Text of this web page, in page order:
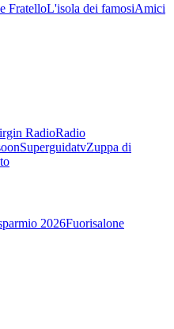
FratelloL'isola dei famosiAmici
RadioRadio
SuperguidatvZuppa di
2026Fuorisalone